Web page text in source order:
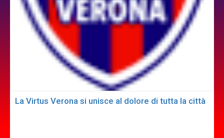
La Virtus Verona si unisce al dolore di tutta la città